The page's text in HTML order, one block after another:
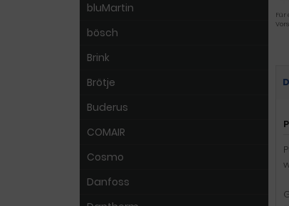
Für
bluMartin
bösch
Brink
Brötje
Buderus
COMAIR
Cosmo
Danfoss